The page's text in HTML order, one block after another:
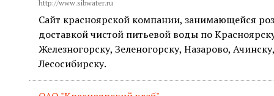
http://www.sibwater.ru
Сайт красноярской компании, занимающейся
доставкой чистой питьевой воды по
Железногорску, Зеленогорску, Назарово,
Лесосибирску.